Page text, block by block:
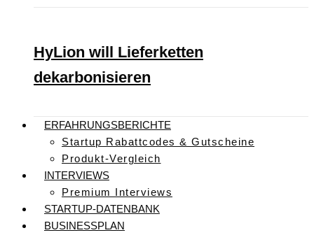
HyLion will Lieferketten
dekarbonisieren
ERFAHRUNGSBERICHTE
Startup Rabattcodes & Gutscheine
Produkt-Vergleich
INTERVIEWS
Premium Interviews
STARTUP-DATENBANK
BUSINESSPLAN